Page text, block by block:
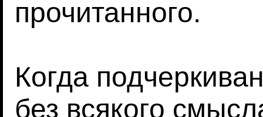
прочитанного.
Когда
без всякого